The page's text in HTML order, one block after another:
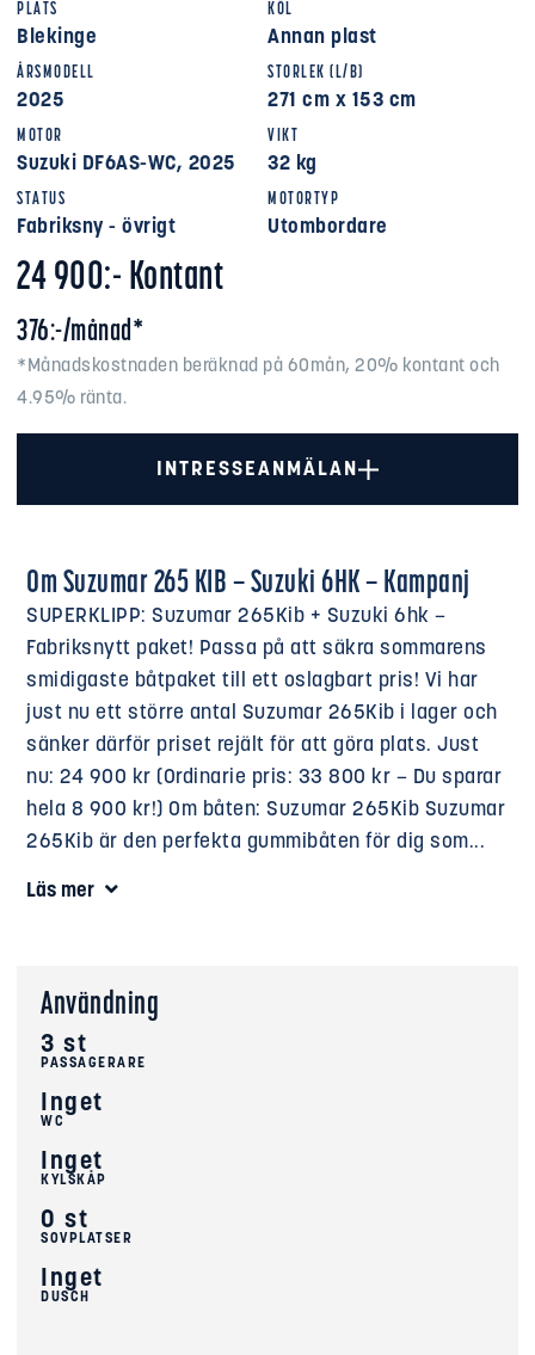
PLATS
Blekinge
ÅRSMODELL
2025
MOTOR
Suzuki DF6AS-WC, 2025
STATUS
Fabriksny - övrigt
KÖL
Annan plast
STORLEK (L/B)
271 cm x 153 cm
VIKT
32 kg
MOTORTYP
Utombordare
24 900:- Kontant
376:-/månad*
*Månadskostnaden beräknad på 60mån, 20% kontant och
4.95% ränta.
INTRESSEANMÄLAN
Om Suzumar 265 KIB – Suzuki 6HK – Kampanj
SUPERKLIPP: Suzumar 265Kib + Suzuki 6hk –
Fabriksnytt paket! Passa på att säkra sommarens
smidigaste båtpaket till ett oslagbart pris! Vi har
just nu ett större antal Suzumar 265Kib i lager och
sänker därför priset rejält för att göra plats. Just
nu: 24 900 kr (Ordinarie pris: 33 800 kr – Du sparar
hela 8 900 kr!) Om båten: Suzumar 265Kib Suzumar
265Kib är den perfekta gummibåten för dig som...
Läs mer
Användning
3 st
PASSAGERARE
Inget
WC
Inget
KYLSKÅP
0 st
SOVPLATSER
Inget
DUSCH